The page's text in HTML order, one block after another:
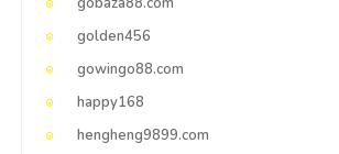
golden456
gowingo88.com
happy168
hengheng9899.com